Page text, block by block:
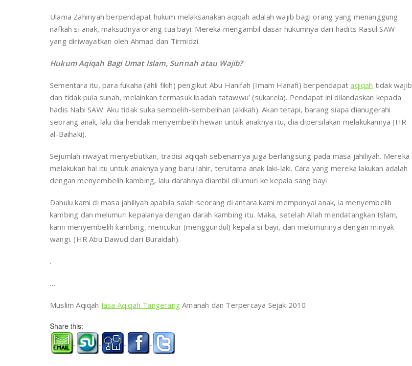
Ulama Zahiriyah berpendapat hukum melaksanakan aqiqah adalah wajib bagi orang yang menanggung
nafkah si anak, maksudnya orang tua bayi. Mereka mengambil dasar hukumnya dari hadits Rasul SAW
yang diriwayatkan oleh Ahmad dan Tirmidzi.
Hukum Aqiqah Bagi Umat Islam, Sunnah atau Wajib?
Sementara itu, para fukaha (ahli fikih) pengikut Abu Hanifah (Imam Hanafi) berpendapataqiqah tidak wajib
dan tidak pula sunah, melainkan termasuk ibadah tatawwu’ (sukarela). Pendapat ini dilandaskan kepada
hadis Nabi SAW: Aku tidak suka sembelih-sembelihan (akikah). Akan tetapi, barang siapa dianugerahi
seorang anak, lalu dia hendak menyembelih hewan untuk anaknya itu, dia dipersilakan melakukannya (HR
al-Baihaki).
Sejumlah riwayat menyebutkan, tradisi aqiqah sebenarnya juga berlangsung pada masa jahiliyah. Mereka
melakukan hal itu untuk anaknya yang baru lahir, terutama anak laki-laki. Cara yang mereka lakukan adalah
dengan menyembelih kambing, lalu darahnya diambil dilumuri ke kepala sang bayi.
Dahulu kami di masa jahiliyah apabila salah seorang di antara kami mempunyai anak, ia menyembelih
kambing dan melumuri kepalanya dengan darah kambing itu. Maka, setelah Allah mendatangkan Islam,
kami menyembelih kambing, mencukur (menggundul) kepala si bayi, dan melumurinya dengan minyak
wangi. (HR Abu Dawud dari Buraidah).
.
…
Muslim Aqiqah Jasa Aqiqah Tangerang Amanah dan Terpercaya Sejak 2010
Share this: